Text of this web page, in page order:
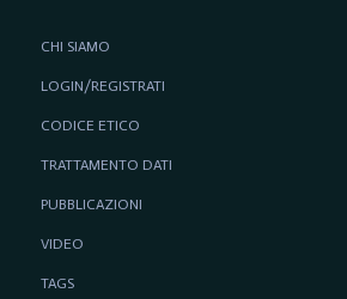
CHI SIAMO
LOGIN/REGISTRATI
CODICE ETICO
TRATTAMENTO DATI
PUBBLICAZIONI
VIDEO
TAGS